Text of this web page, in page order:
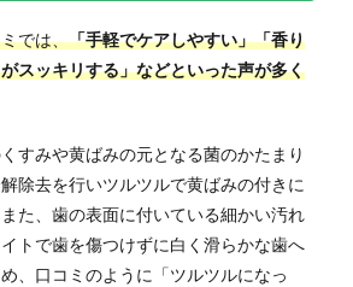
では、「手軽でケアしやすい」「香り
スッキリする」などといった声が多く
すみや黄ばみの元となる菌のかたまり
除去を行いツルツルで黄ばみの付きに
た、歯の表面に付いている細かい汚れ
トで歯を傷つけずに白く滑らかな歯へ
、口コミのように「ツルツルになっ